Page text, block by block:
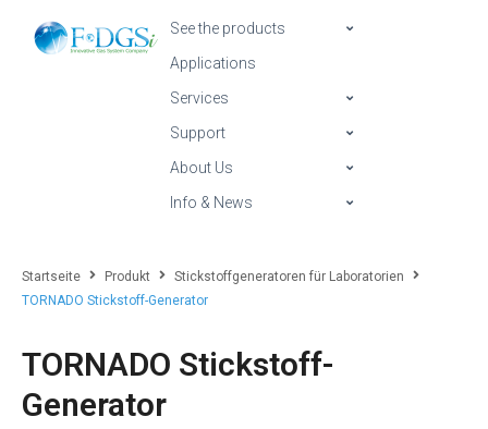
See the products
Applications
Services
Support
About Us
Info & News
Startseite Produkt
Stickstoffgeneratoren für Laboratorien
TORNADO Stickstoff-Generator
TORNADO Stickstoff-
Generator